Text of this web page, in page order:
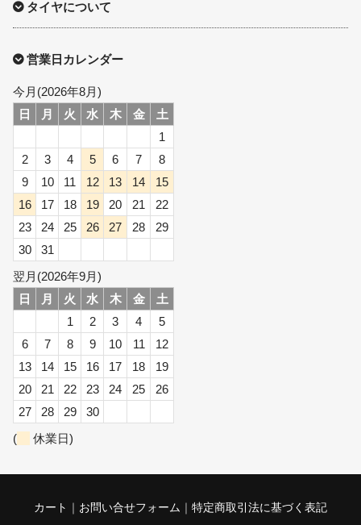
タイヤについて
営業日カレンダー
今月(2026年8月)
日
月 火 水 木 金
土
1
2
3 4 5 6 7
8
9
10 11 12 13 14
15
16
17 18 19 20 21
22
23
24 25 26 27 28
29
30
31
翌月(2026年9月)
日
月 火 水 木 金
土
1
2 3 4
5
6
7 8 9 10 11
12
13
14 15 16 17 18
19
20
21 22 23 24 25
26
27
28 29
30
(
休業日)
カート お問い合せフォーム 特定商取引法に基づく表記